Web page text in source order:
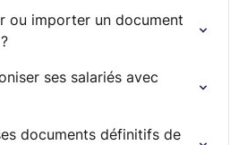
ou importer un document
ses salariés avec
documents définitifs de